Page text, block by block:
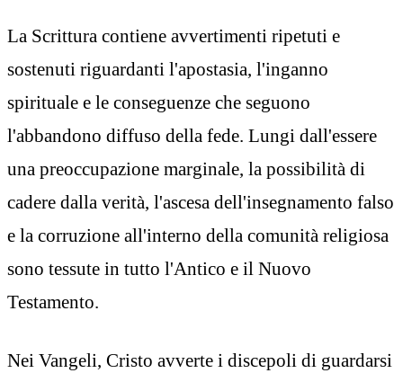
La Scrittura contiene avvertimenti ripetuti e
sostenuti riguardanti l'apostasia, l'inganno
spirituale e le conseguenze che seguono
l'abbandono diffuso della fede. Lungi dall'essere
una preoccupazione marginale, la possibilità di
cadere dalla verità, l'ascesa dell'insegnamento falso
e la corruzione all'interno della comunità religiosa
sono tessute in tutto l'Antico e il Nuovo
Testamento.
Nei Vangeli, Cristo avverte i discepoli di guardarsi